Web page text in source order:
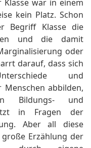
Klasse war in einem
kein Platz. Schon
Begriff Klasse die
und die damit
oder
darauf, dass sich
und
abbilden,
Bildungs- und
in Fragen der
Aber all diese
Erzählung der